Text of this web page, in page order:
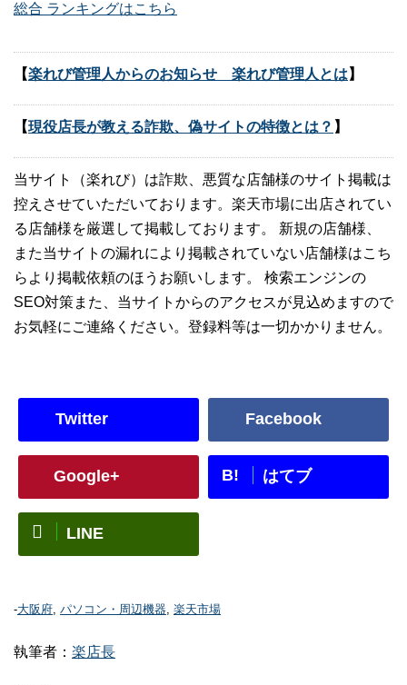
総合 ランキングはこちら
【楽れび管理人からのお知らせ 楽れび管理人とは 】
【現役店長が教える詐欺、偽サイトの特徴とは？ 】
当サイト（楽れび）は詐欺、悪質な店舗様のサイト掲載は
控えさせていただいております。楽天市場に出店されてい
る店舗様を厳選して掲載しております。 新規の店舗様、
また当サイトの漏れにより掲載されていない店舗様はこち
らより掲載依頼のほうお願いします。 検索エンジンの
SEO対策また、当サイトからのアクセスが見込めますので
お気軽にご連絡ください。登録料等は一切かかりません。
Twitter Facebook
Google+ B! はてブ
LINE
-大阪府, パソコン・周辺機器, 楽天市場
執筆者： 楽店長